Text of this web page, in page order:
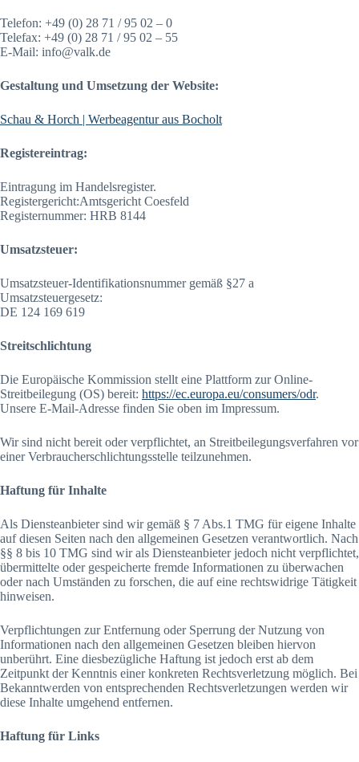
Telefon: +49 (0) 28 71 / 95 02 – 0
Telefax: +49 (0) 28 71 / 95 02 – 55
E-Mail: info@valk.de
Gestaltung und Umsetzung der Website:
Schau & Horch | Werbeagentur aus Bocholt
Registereintrag:
Eintragung im Handelsregister.
Registergericht:Amtsgericht Coesfeld
Registernummer: HRB 8144
Umsatzsteuer:
Umsatzsteuer-Identifikationsnummer gemäß §27 a
Umsatzsteuergesetz:
DE 124 169 619
Streitschlichtung
Die Europäische Kommission stellt eine Plattform zur Online-
Streitbeilegung (OS) bereit: https://ec.europa.eu/consumers/odr.
Unsere E-Mail-Adresse finden Sie oben im Impressum.
Wir sind nicht bereit oder verpflichtet, an Streitbeilegungsverfahren vor
einer Verbraucherschlichtungsstelle teilzunehmen.
Haftung für Inhalte
Als Diensteanbieter sind wir gemäß § 7 Abs.1 TMG für eigene Inhalte
auf diesen Seiten nach den allgemeinen Gesetzen verantwortlich. Nach
§§ 8 bis 10 TMG sind wir als Diensteanbieter jedoch nicht verpflichtet,
übermittelte oder gespeicherte fremde Informationen zu überwachen
oder nach Umständen zu forschen, die auf eine rechtswidrige Tätigkeit
hinweisen.
Verpflichtungen zur Entfernung oder Sperrung der Nutzung von
Informationen nach den allgemeinen Gesetzen bleiben hiervon
unberührt. Eine diesbezügliche Haftung ist jedoch erst ab dem
Zeitpunkt der Kenntnis einer konkreten Rechtsverletzung möglich. Bei
Bekanntwerden von entsprechenden Rechtsverletzungen werden wir
diese Inhalte umgehend entfernen.
Haftung für Links